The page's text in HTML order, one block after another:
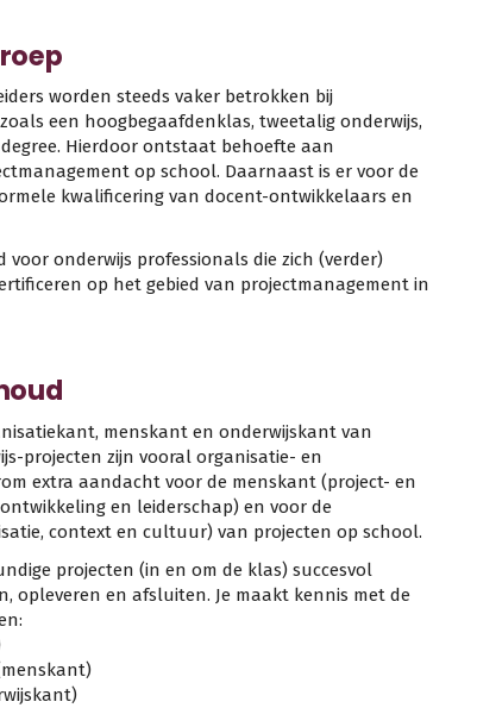
worden steeds vaker betrokken bij
een hoogbegaafdenklas, tweetalig onderwijs,
Hierdoor ontstaat behoefte aan
op school. Daarnaast is er voor de
kwalificering van docent-ontwikkelaars en
voor onderwijs professionals die zich (verder)
op het gebied van projectmanagement in
menskant en onderwijskant van
projecten zijn vooral organisatie- en
extra aandacht voor de menskant (project- en
en leiderschap) en voor de
context en cultuur) van projecten op school.
projecten (in en om de klas) succesvol
opleveren en afsluiten. Je maakt kennis met de